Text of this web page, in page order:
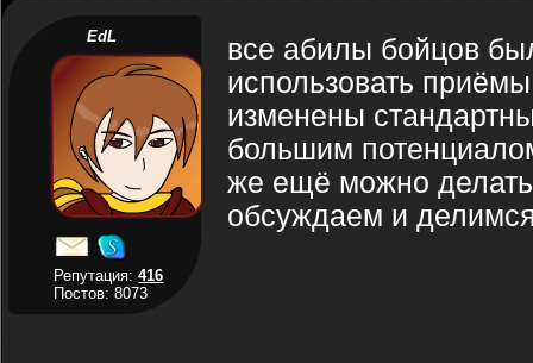
EdL
Репутация:416
Постов: 8073
все абилы бойцов
использовать
изменены
большим
же ещё можно делать
обсуждаем и